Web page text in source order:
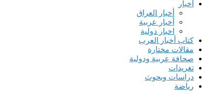
أخبار
أخبار العراق
أخبار عربية
اخبار دولية
كتاب أخبار العرب
مقالات مختارة
صحافة عربية ودولية
تغريدات
دراسات وبحوث
رياضة